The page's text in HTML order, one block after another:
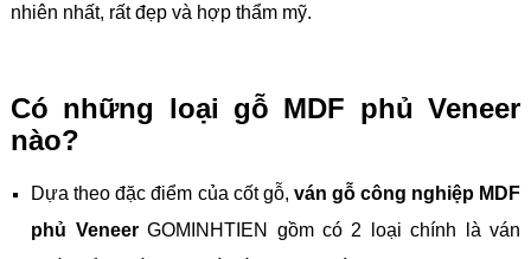
nhiên nhất, rất đẹp và hợp thẩm mỹ.
Có những loại gỗ MDF phủ Veneer
nào?
Dựa theo đặc điểm của cốt gỗ, ván gỗ công nghiệp MDF
phủ VeneerGOMINHTIEN gồm có 2 loại chính là ván